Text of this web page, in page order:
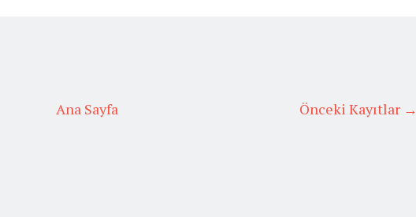
Önceki Kayıtlar →
Ana Sayfa